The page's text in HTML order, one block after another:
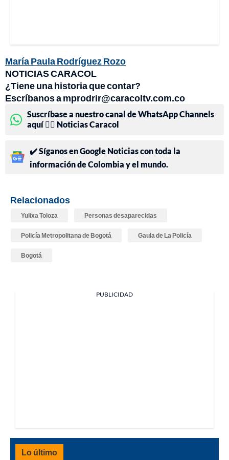
María Paula Rodríguez Rozo
NOTICIAS CARACOL
¿Tiene una historia que contar?
Escríbanos a mprodrir@caracoltv.com.co
Suscríbase a nuestro canal de WhatsApp Channels
aquí 👉🏻 Noticias Caracol
✔️ Síganos en Google Noticias con toda la
información de Colombia y el mundo.
Relacionados
Yulixa Toloza Personas desaparecidas
Policía Metropolitana de Bogotá Gaula de La Policía
Bogotá
PUBLICIDAD
Lo último